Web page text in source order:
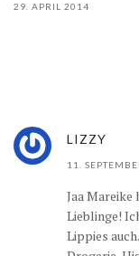
29. APRIL 2014
LIZZY
11.
Jaa Mareike
Lieblinge!
Lippies